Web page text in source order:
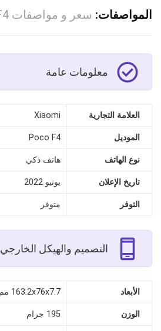
المواصفات: سعر و مواصفات Xiaomi Poco F4
معلومات عامة
العلامة التجارية Xiaomi
الموديل Poco F4
نوع الهاتف هاتف ذكي
تاريخ الإعلان يونيو 2022
التوفر متوفر
التصميم والهيكل الخارجي
الأبعاد 163.2x76x7.7 مم
الوزن 195 جرام